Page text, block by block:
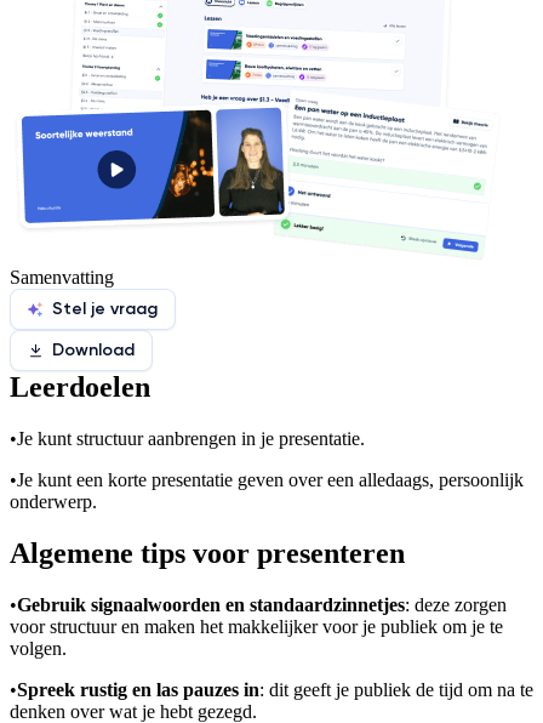
Samenvatting
Stel je vraag
Download
Leerdoelen
•Je kunt structuur aanbrengen in je presentatie.
•Je kunt een korte presentatie geven over een alledaags, persoonlijk
onderwerp.
Algemene tips voor presenteren
•Gebruik signaalwoorden en standaardzinnetjes: deze zorgen
voor structuur en maken het makkelijker voor je publiek om je te
volgen.
•Spreek rustig en las pauzes in: dit geeft je publiek de tijd om na te
denken over wat je hebt gezegd.